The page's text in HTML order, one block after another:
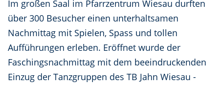
Im großen Saal im Pfarrzentrum Wiesau durften
über 300 Besucher einen unterhaltsamen
Nachmittag mit Spielen, Spass und tollen
Aufführungen erleben. Eröffnet wurde der
Faschingsnachmittag mit dem beeindruckenden
Einzug der Tanzgruppen des TB Jahn Wiesau -